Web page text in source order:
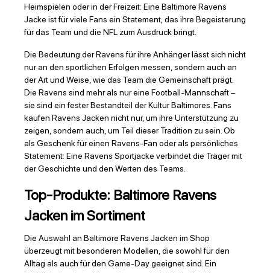
Heimspielen oder in der Freizeit: Eine Baltimore Ravens
Jacke ist für viele Fans ein Statement, das ihre Begeisterung
für das Team und die NFL zum Ausdruck bringt.
Die Bedeutung der Ravens für ihre Anhänger lässt sich nicht
nur an den sportlichen Erfolgen messen, sondern auch an
der Art und Weise, wie das Team die Gemeinschaft prägt.
Die Ravens sind mehr als nur eine Football-Mannschaft –
sie sind ein fester Bestandteil der Kultur Baltimores. Fans
kaufen Ravens Jacken nicht nur, um ihre Unterstützung zu
zeigen, sondern auch, um Teil dieser Tradition zu sein. Ob
als Geschenk für einen Ravens-Fan oder als persönliches
Statement: Eine Ravens Sportjacke verbindet die Träger mit
der Geschichte und den Werten des Teams.
Top-Produkte: Baltimore Ravens
Jacken im Sortiment
Die Auswahl an Baltimore Ravens Jacken im Shop
überzeugt mit besonderen Modellen, die sowohl für den
Alltag als auch für den Game-Day geeignet sind. Ein